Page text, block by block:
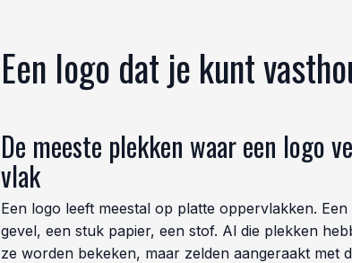
Een logo dat je kunt
De meeste plekken waar een logo
vlak
Een logo leeft meestal op platte oppervlakken.
gevel, een stuk papier, een stof. Al die plekken
ze worden bekeken, maar zelden aangeraakt met